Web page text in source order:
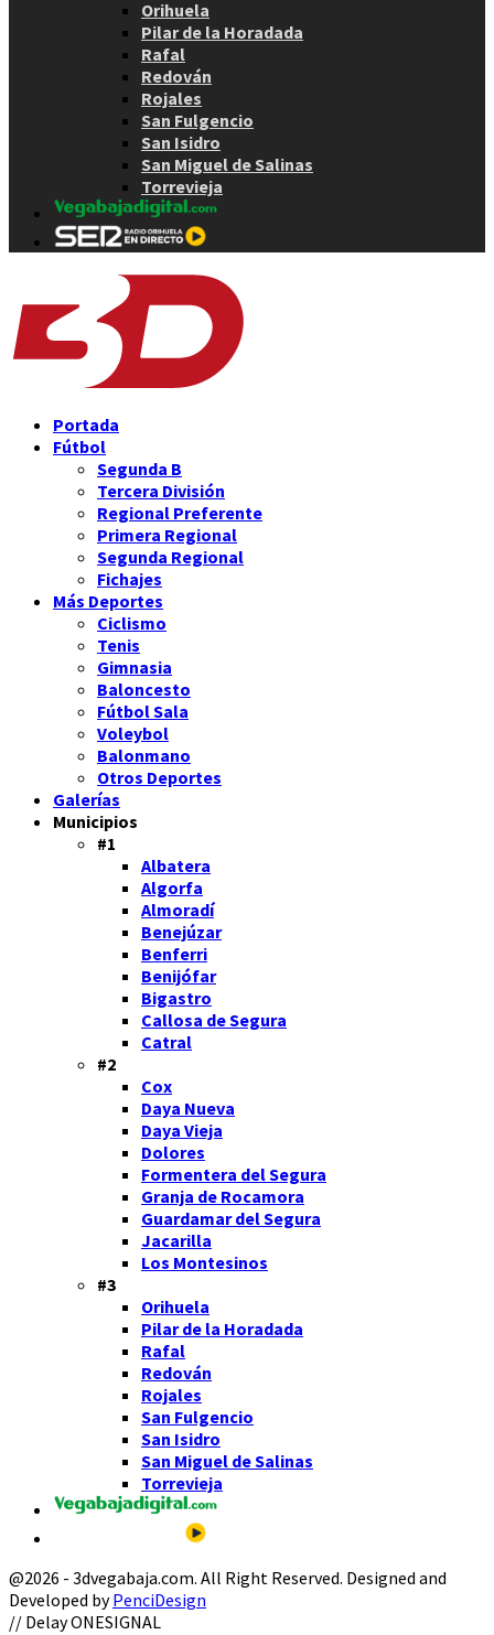
Orihuela
Pilar de la Horadada
Rafal
Redován
Rojales
San Fulgencio
San Isidro
San Miguel de Salinas
Torrevieja
Portada
Fútbol
Segunda B
Tercera División
Regional Preferente
Primera Regional
Segunda Regional
Fichajes
Más Deportes
Ciclismo
Tenis
Gimnasia
Baloncesto
Fútbol Sala
Voleybol
Balonmano
Otros Deportes
Galerías
Municipios
#1
Albatera
Algorfa
Almoradí
Benejúzar
Benferri
Benijófar
Bigastro
Callosa de Segura
Catral
#2
Cox
Daya Nueva
Daya Vieja
Dolores
Formentera del Segura
Granja de Rocamora
Guardamar del Segura
Jacarilla
Los Montesinos
#3
Orihuela
Pilar de la Horadada
Rafal
Redován
Rojales
San Fulgencio
San Isidro
San Miguel de Salinas
Torrevieja
@2026 - 3dvegabaja.com. All Right Reserved. Designed and
Developed byPenciDesign
Facebook
Twitter
Instagram
Youtube
Email
// Delay ONESIGNAL